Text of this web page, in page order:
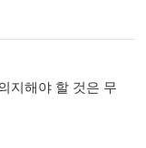
지해야 할 것은 무